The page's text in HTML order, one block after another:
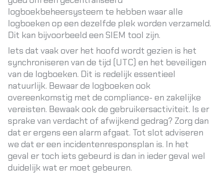
logboekbeheersysteem te hebben waar alle
logboeken op een dezelfde plek worden verzameld.
Dit kan bijvoorbeeld een SIEM tool zijn.
Iets dat vaak over het hoofd wordt gezien is het
synchroniseren van de tijd (UTC) en het beveiligen
van de logboeken. Dit is redelijk essentieel
natuurlijk. Bewaar de logboeken ook
overeenkomstig met de compliance- en zakelijke
vereisten. Bewaak ook de gebruikersactiviteit. Is er
sprake van verdacht of afwijkend gedrag? Zorg dan
dat er ergens een alarm afgaat. Tot slot adviseren
we dat er een incidentenresponsplan is. In het
geval er toch iets gebeurd is dan in ieder geval wel
duidelijk wat er moet gebeuren.